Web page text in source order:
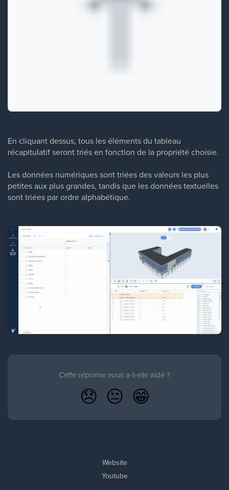
En cliquant dessus, tous les éléments du tableau
récapitulatif seront triés en fonction de la propriété choisie.
Les données numériques sont triées des valeurs les plus
petites aux plus grandes, tandis que les données textuelles
sont triées par ordre alphabétique.
Cette réponse vous a-t-elle aidé ?
😞 😐 😁
Website
Youtube